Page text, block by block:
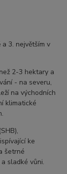
3. největším v
2-3 hektary a
- na severu,
na východních
klimatické
ke
šetrné
sladké vůni.